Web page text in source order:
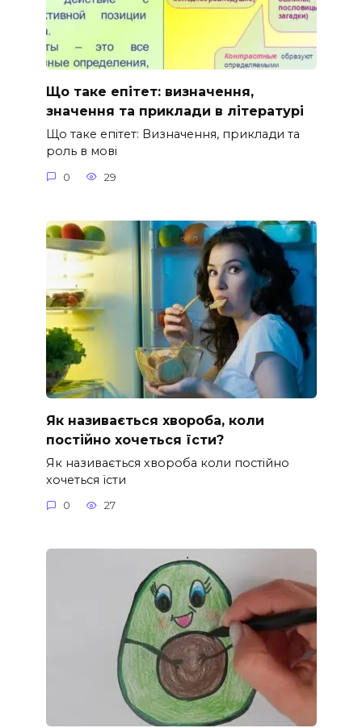
Що таке епітет: визначення,
значення та приклади в літературі
Що таке епітет: Визначення, приклади та
роль в мові
0 29
Як називається хвороба, коли
постійно хочеться їсти?
Як називається хвороба коли постійно
хочеться їсти
0 27